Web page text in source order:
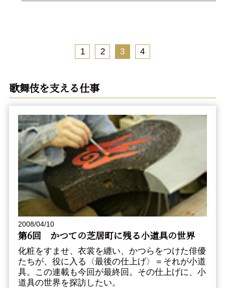
1 2 3 4
歌舞伎を支える仕事
2008/04/10
第6回 かつての芝居町に残る小道具の世界
化粧をすませ、衣裳を纏い、かつらをつけた俳優
たちが、役に入る〈最後の仕上げ〉＝それが小道
具。この連載も今回が最終回。その仕上げに、小
道具の世界を探訪したい。